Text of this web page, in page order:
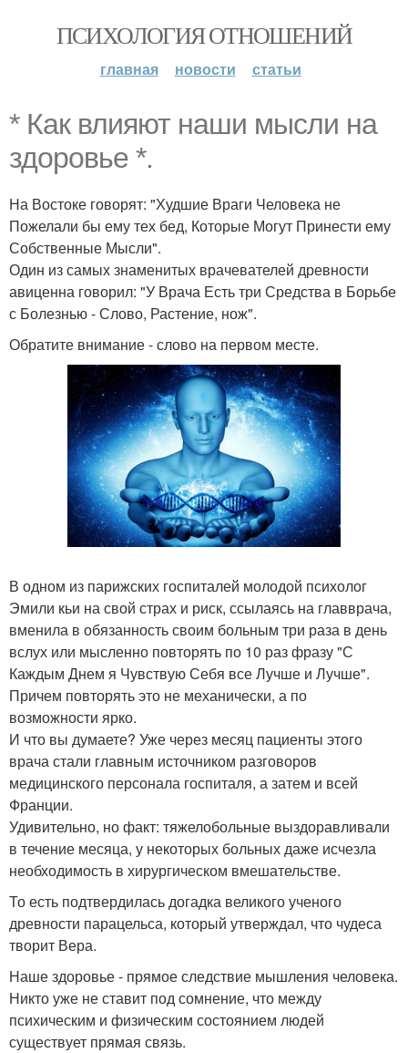
ПСИХОЛОГИЯ ОТНОШЕНИЙ
главная новости статьи
* Как влияют наши мысли на
здоровье *.
На Востоке говорят: "Худшие Враги Человека не
Пожелали бы ему тех бед, Которые Могут Принести ему
Собственные Мысли".
Один из самых знаменитых врачевателей древности
авиценна говорил: "У Врача Есть три Средства в Борьбе
с Болезнью - Слово, Растение, нож".
Обратите внимание - слово на первом месте.
В одном из парижских госпиталей молодой психолог
Эмили кьи на свой страх и риск, ссылаясь на главврача,
вменила в обязанность своим больным три раза в день
вслух или мысленно повторять по 10 раз фразу "С
Каждым Днем я Чувствую Себя все Лучше и Лучше".
Причем повторять это не механически, а по
возможности ярко.
И что вы думаете? Уже через месяц пациенты этого
врача стали главным источником разговоров
медицинского персонала госпиталя, а затем и всей
Франции.
Удивительно, но факт: тяжелобольные выздоравливали
в течение месяца, у некоторых больных даже исчезла
необходимость в хирургическом вмешательстве.
То есть подтвердилась догадка великого ученого
древности парацельса, который утверждал, что чудеса
творит Вера.
Наше здоровье - прямое следствие мышления человека.
Никто уже не ставит под сомнение, что между
психическим и физическим состоянием людей
существует прямая связь.